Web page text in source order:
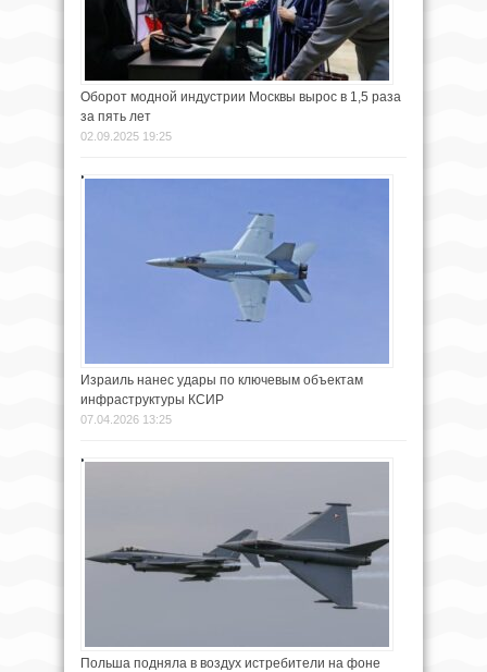
Оборот модной индустрии Москвы вырос в 1,5 раза
за пять лет
02.09.2025 19:25
Израиль нанес удары по ключевым объектам
инфраструктуры КСИР
07.04.2026 13:25
Польша подняла в воздух истребители на фоне